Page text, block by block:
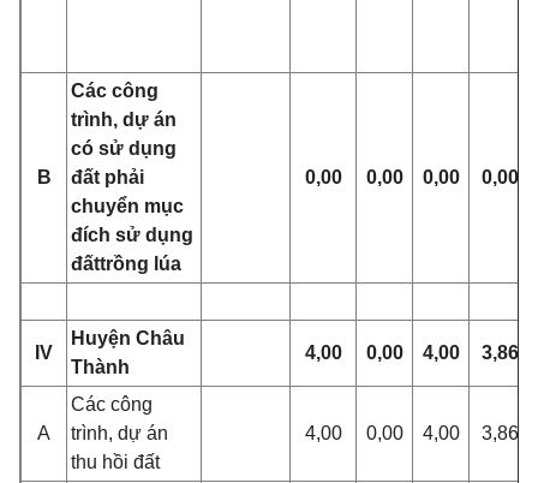
B
Các công
trình, dự án
có sử dụng
đất phải
chuyển mục
đích sử dụng
đấttrồng lúa
0,00 0,00 0,00 0,00
IV
Huyện Châu
Thành
4,00 0,00 4,00 3,86
A
Các công
trình, dự án
thu hồi đất
4,00 0,00 4,00 3,86